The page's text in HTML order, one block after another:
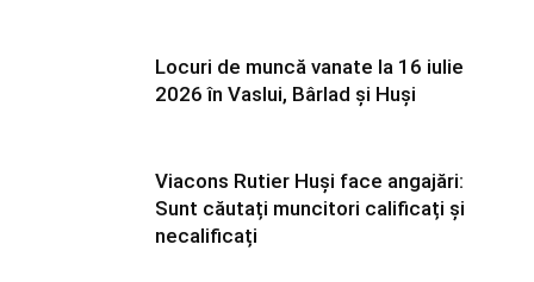
Locuri de muncă vanate la 16 iulie
2026 în Vaslui, Bârlad și Huși
Viacons Rutier Huși face angajări:
Sunt căutați muncitori calificați și
necalificați